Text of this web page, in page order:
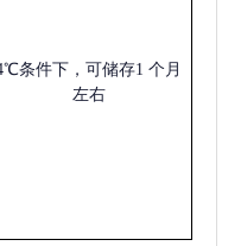
条件下，可储存1 个月
左右